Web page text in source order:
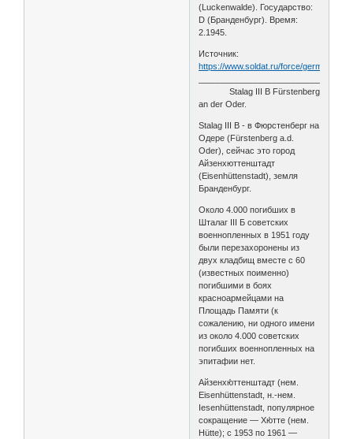
(Luckenwalde). Государство:
D (Бранденбург). Время:
2.1945.
Источник:
https://www.soldat.ru/force/germany/
Stalag III B Fürstenberg
an der Oder.
Stalag III B - в Фюрстенберг на
Одере (Fürstenberg a.d.
Oder), сейчас это город
Айзенхюттенштадт
(Eisenhüttenstadt), земля
Бранденбург.
Около 4.000 погибших в
Шталаг III Б советских
военнопленных в 1951 году
были перезахоронены из
двух кладбищ вместе с 60
(известных поименно)
погибшими в боях
красноармейцами на
Площадь Памяти (к
сожалению, ни одного имени
из около 4.000 советских
погибших военнопленных на
эпитафии нет.
Айзенхю́ттенштадт (нем.
Eisenhüttenstadt, н.-нем.
Iesenhüttenstadt, популярное
сокращение — Хю́тте (нем.
Hütte); с 1953 по 1961 —